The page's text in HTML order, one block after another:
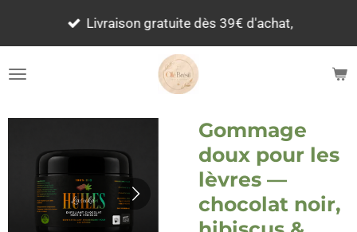
principal
Livraison gratuite dès 39€ d'achat,
Gommage
doux pour les
lèvres —
chocolat noir,